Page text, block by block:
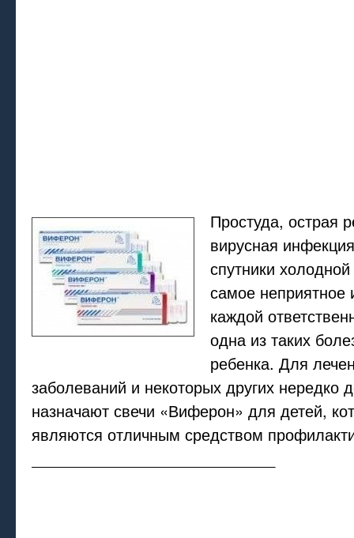
Простуда, острая
вирусная
спутники
самое
каждой
одна из таких
ребенка. Для
заболеваний и некоторых других нередко
назначают свечи «Виферон» для детей,
являются отличным средством